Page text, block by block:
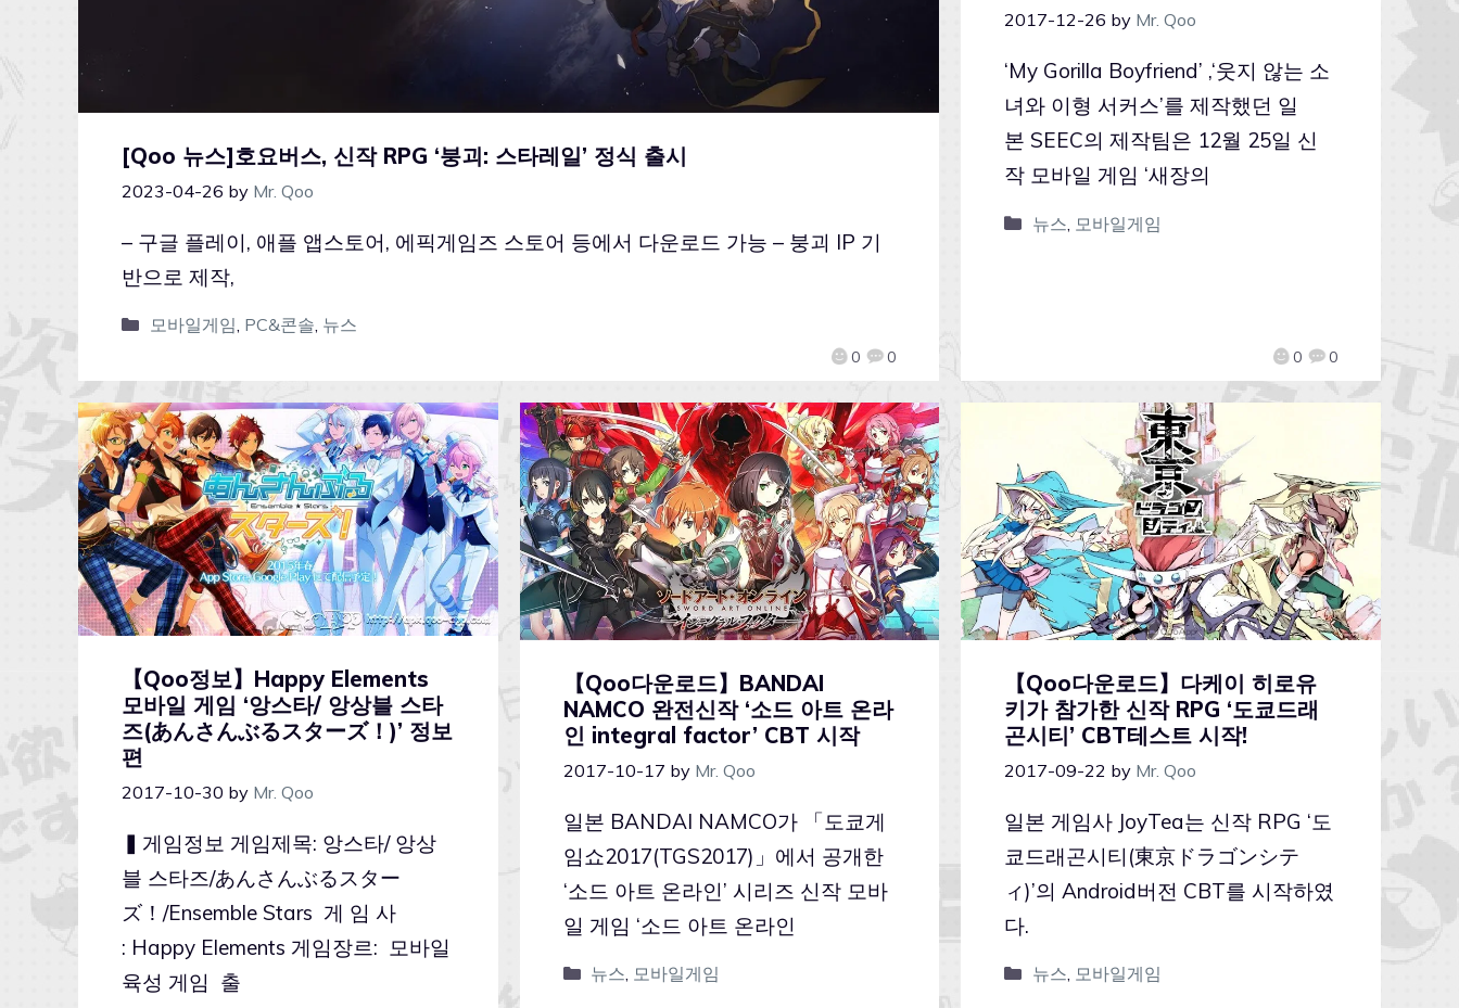
[Qoo 뉴스]호요버스, 신작 RPG ‘붕괴: 스타레일’ 정식 출시
2023-04-26 by Mr. Qoo
0 0
– 구글 플레이, 애플 앱스토어, 에픽게임즈 스토어 등에서 다운로드 가능 – 붕괴 IP 기
반으로 제작,
모바일게임, PC&콘솔, 뉴스
2017-12-26 by Mr. Qoo
0 0
‘My Gorilla Boyfriend’ ,‘웃지 않는 소
녀와 이형 서커스’를 제작했던 일
본 SEEC의 제작팀은 12월 25일 신
작 모바일 게임 ‘새장의
뉴스 모바일게임
【Qoo정보】Happy Elements
모바일 게임 ‘앙스타/ 앙상블 스타
즈(あんさんぶるスターズ！)’ 정보
편
2017-10-30 by Mr. Qoo
▍게임정보 게임제목: 앙스타/ 앙상
블 스타즈/あんさんぶるスター
ズ！/Ensemble Stars 게 임 사
: Happy Elements 게임장르: 모바일
육성 게임 출
【Qoo다운로드】BANDAI
NAMCO 완전신작 ‘소드 아트 온라
인 integral factor’ CBT 시작
2017-10-17 by Mr. Qoo
일본 BANDAI NAMCO가 「도쿄게
임쇼2017(TGS2017)」에서 공개한
‘소드 아트 온라인’ 시리즈 신작 모바
일 게임 ‘소드 아트 온라인
뉴스 모바일게임
【Qoo다운로드】다케이 히로유
키가 참가한 신작 RPG ‘도쿄드래
곤시티’ CBT테스트 시작!
2017-09-22 by Mr. Qoo
일본 게임사 JoyTea는 신작 RPG ‘도
쿄드래곤시티(東京ドラゴンシテ
ィ)’의 Android버전 CBT를 시작하였
다.
뉴스 모바일게임